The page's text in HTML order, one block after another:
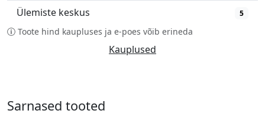
Ülemiste keskus 5
Toote hind kaupluses ja e-poes võib erineda
Kauplused
Sarnased tooted